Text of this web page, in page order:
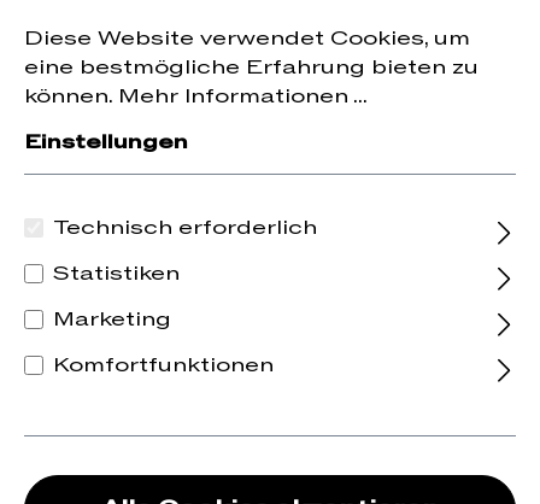
springen
auf die erste Bestellung erhalten.
Diese Website verwendet Cookies, um
eine bestmögliche Erfahrung bieten zu
können. Mehr Informationen ...
Einstellungen
Technisch erforderlich
Statistiken
Marketing
Komfortfunktionen